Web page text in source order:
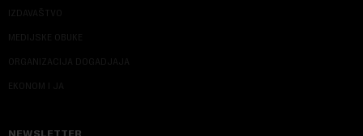
IZDAVAŠTVO
MEDIJSKE OBUKE
ORGANIZACIJA DOGADJAJA
EKONOM I JA